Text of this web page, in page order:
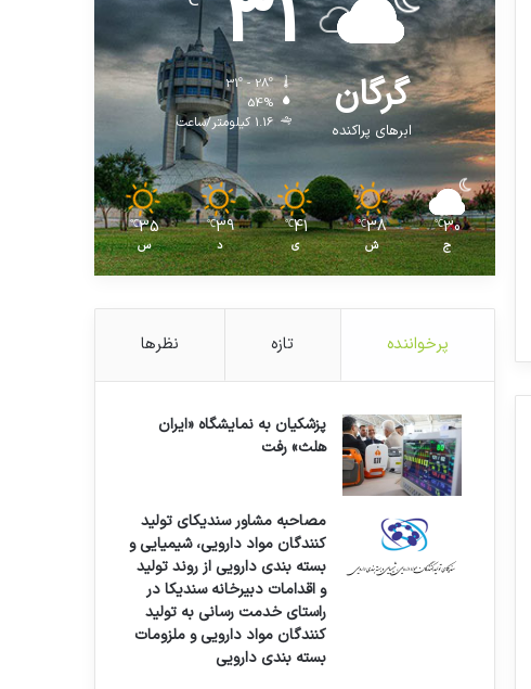
گرگان
ابرهای پراکنده
31º - 28º
54%
1.16 کیلومتر/ساعت
30
℃
ج
38
℃
ش
41
℃
ی
39
℃
د
35
℃
س
پرخواننده تازه نظرها
پزشکیان به نمایشگاه «ایران
هلث» رفت
مصاحبه مشاور سندیکای تولید
کنندگان مواد دارویی، شیمیایی و
بسته بندی دارویی از روند تولید
و اقدامات دبیرخانه سندیکا در
راستای خدمت رسانی به تولید
کنندگان مواد دارویی و ملزومات
بسته بندی دارویی